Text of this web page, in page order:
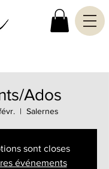
Ados
  |
Salernes
sont closes
événements